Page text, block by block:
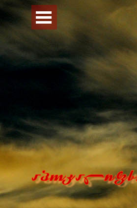
Перейти к контенту
Пропустить меню